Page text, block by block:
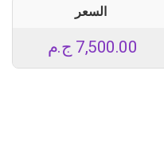
السعر
ج.م 7,500.00